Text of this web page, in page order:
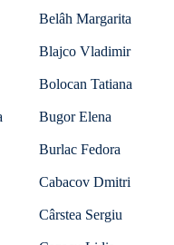
Belâh Margarita
Blajco Vladimir
Bolocan Tatiana
Bugor Elena
Burlac Fedora
Cabacov Dmitri
Cârstea Sergiu